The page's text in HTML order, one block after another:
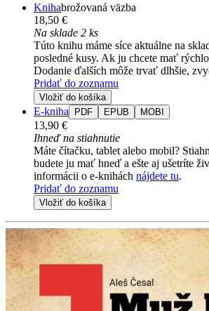
Knihabrožovaná väzba
18,50 €
Na sklade 2 ks
Túto knihu máme síce aktuálne na
posledné kusy. Ak ju chcete mať
Dodanie ďalších môže trvať dlhšie,
Pridať do zoznamu
Vložiť do košíka
E-kniha PDF EPUB MOBI
13,90 €
Ihneď na stiahnutie
Máte čítačku, tablet alebo mobil?
budete ju mať hneď a ešte aj ušetríte
informácii o e-knihách nájdete tu.
Pridať do zoznamu
Vložiť do košíka